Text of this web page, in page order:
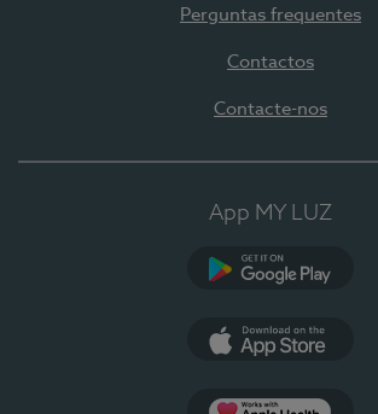
Perguntas frequentes
Contactos
Contacte-nos
App MY LUZ